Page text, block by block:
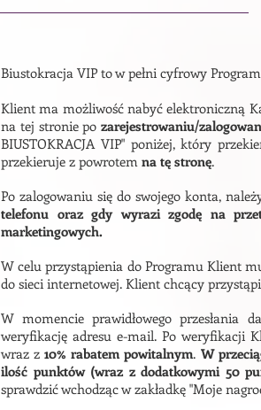
Biustokracja VIP to w pełni cyfrowy
Klient ma możliwość nabyć elektroniczną
na tej stronie pozarejestrowaniu/
BIUSTOKRACJA VIP" poniżej, który
przekieruje z powrotem na tę stronę.
Po zalogowaniu się do swojego konta,
telefonu oraz gdy wyrazi zgodę na
marketingowych.
W celu przystąpienia do Programu Klient
do sieci internetowej. Klient chcący
W momencie prawidłowego
weryfikację adresu e-mail. Po weryfikacji
wraz z 10% rabatem powitalnym. W
ilość punktów (wraz z dodatkowymi 50
sprawdzić wchodząc w zakładkę "Moje